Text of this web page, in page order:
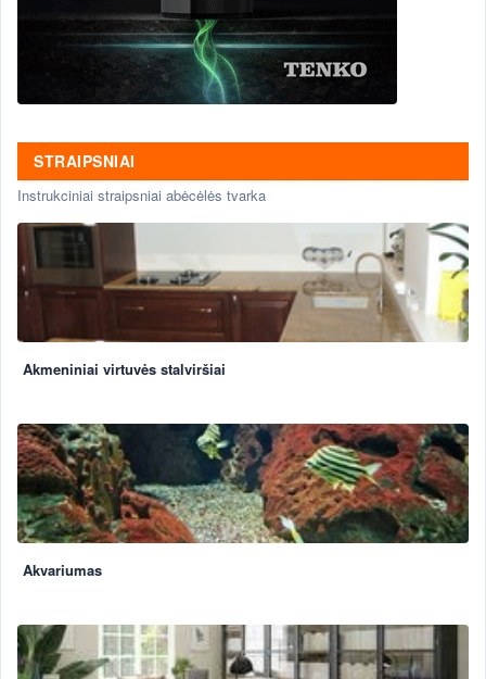
STRAIPSNIAI
Instrukciniai straipsniai abėcėlės tvarka
Akmeniniai virtuvės stalviršiai
Akvariumas